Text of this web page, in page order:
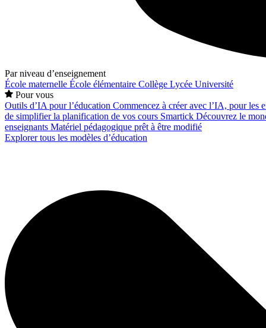
Par niveau d’enseignement
École maternelle École élémentaire Collège Lycée Université
Pour vous
Outils d’IA pour l’éducation Commencez à créer avec l’IA, pour les
de simplifier la planification de vos cours Smartick Découvrez le
enseignants Matériel pédagogique prêt à être modifié
Explorer tous les modèles d’éducation